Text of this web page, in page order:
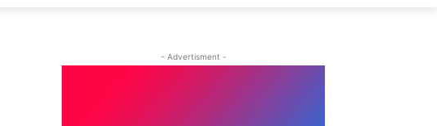
- Advertisment -